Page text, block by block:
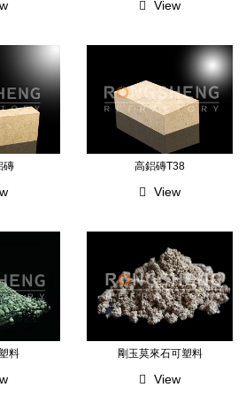
View
磚 高鋁磚T38
View
料 剛玉莫來石可塑料
View